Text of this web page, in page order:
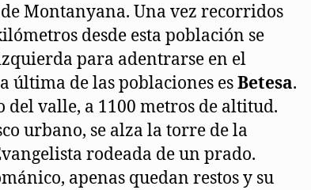
Montanyana. Una vez recorridos
desde esta población se
para adentrarse en el
última de las poblaciones esBetesa.
del valle, a 1100 metros de altitud.
urbano, se alza la torre de la
rodeada de un prado.
apenas quedan restos y su